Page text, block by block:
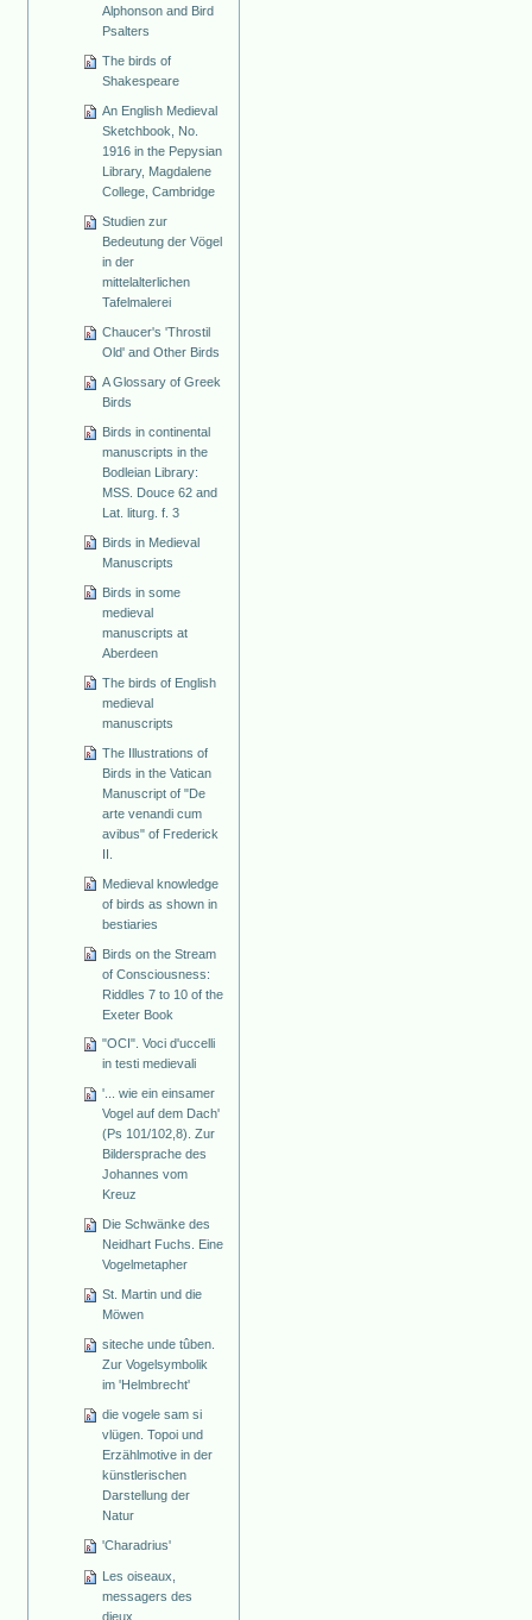
Alphonson and Bird
Psalters
The birds of
Shakespeare
An English Medieval
Sketchbook, No.
1916 in the Pepysian
Library, Magdalene
College, Cambridge
Studien zur
Bedeutung der Vögel
in der
mittelalterlichen
Tafelmalerei
Chaucer's 'Throstil
Old' and Other Birds
A Glossary of Greek
Birds
Birds in continental
manuscripts in the
Bodleian Library:
MSS. Douce 62 and
Lat. liturg. f. 3
Birds in Medieval
Manuscripts
Birds in some
medieval
manuscripts at
Aberdeen
The birds of English
medieval
manuscripts
The Illustrations of
Birds in the Vatican
Manuscript of "De
arte venandi cum
avibus" of Frederick
II.
Medieval knowledge
of birds as shown in
bestiaries
Birds on the Stream
of Consciousness:
Riddles 7 to 10 of the
Exeter Book
"OCI". Voci d'uccelli
in testi medievali
'... wie ein einsamer
Vogel auf dem Dach'
(Ps 101/102,8). Zur
Bildersprache des
Johannes vom
Kreuz
Die Schwänke des
Neidhart Fuchs. Eine
Vogelmetapher
St. Martin und die
Möwen
siteche unde tûben.
Zur Vogelsymbolik
im 'Helmbrecht'
die vogele sam si
vlügen. Topoi und
Erzählmotive in der
künstlerischen
Darstellung der
Natur
'Charadrius'
Les oiseaux,
messagers des
dieux